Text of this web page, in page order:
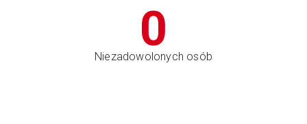
0
Niezadowolonych osób